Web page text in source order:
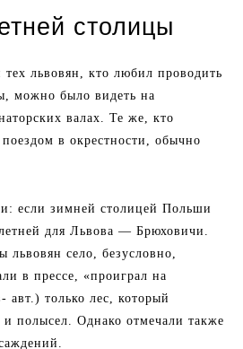
столицы
львовян, кто любил проводить
можно было видеть на
валах. Те же, кто
в окрестности, обычно
если зимней столицей Польши
летней для Львова — Брюховичи.
львовян село, безусловно,
в прессе, «проиграл на
авт.) только лес, который
и полысел. Однако отмечали также